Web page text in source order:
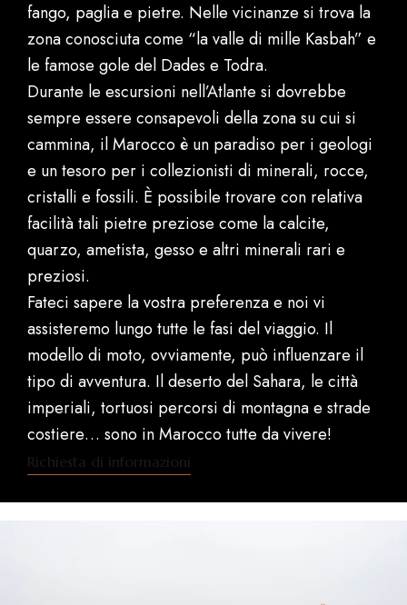
fango, paglia e pietre. Nelle vicinanze si trova la
zona conosciuta come “la valle di mille Kasbah” e
le famose gole del Dades e Todra.
Durante le escursioni nell’Atlante si dovrebbe
sempre essere consapevoli della zona su cui si
cammina, il Marocco è un paradiso per i geologi
e un tesoro per i collezionisti di minerali, rocce,
cristalli e fossili. È possibile trovare con relativa
facilità tali pietre preziose come la calcite,
quarzo, ametista, gesso e altri minerali rari e
preziosi.
Fateci sapere la vostra preferenza e noi vi
assisteremo lungo tutte le fasi del viaggio. Il
modello di moto, ovviamente, può influenzare il
tipo di avventura. Il deserto del Sahara, le città
imperiali, tortuosi percorsi di montagna e strade
costiere… sono in Marocco tutte da vivere!
Richiesta di informazioni